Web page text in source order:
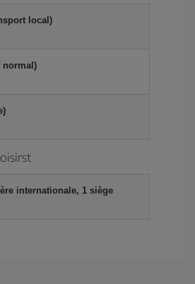
local)
normal)
internationale, 1 siège